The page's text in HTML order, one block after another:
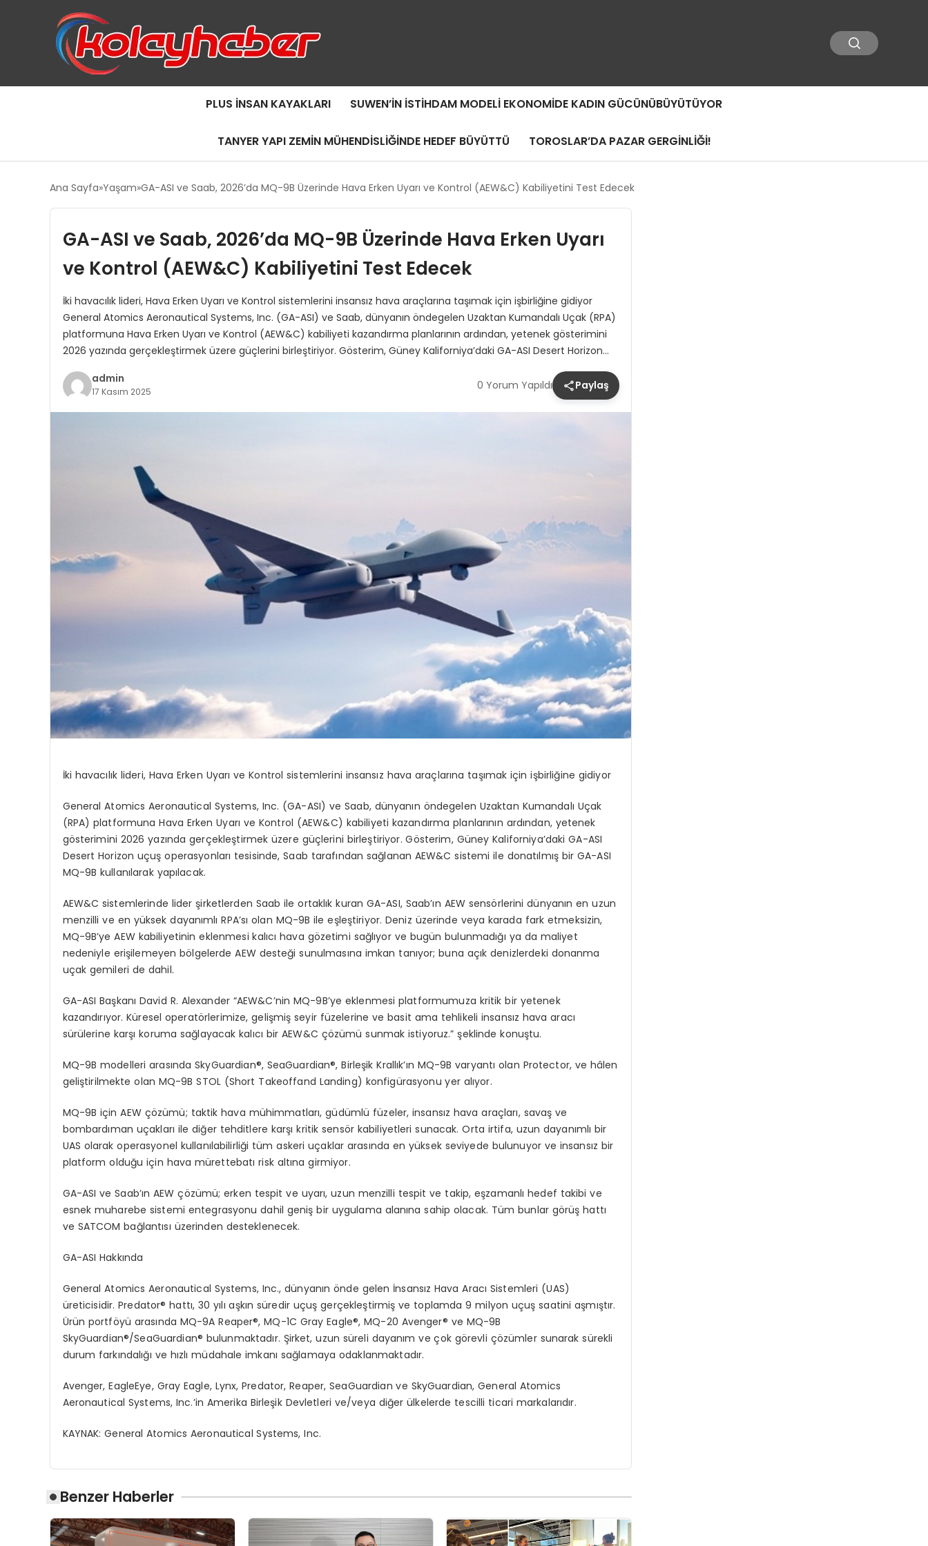
PLUS İNSAN KAYAKLARI SUWEN’IN İSTIHDAM MODELI EKONOMIDE KADIN GÜCÜNÜBÜYÜTÜYOR
TANYER YAPI ZEMIN MÜHENDISLIĞINDE HEDEF BÜYÜTTÜ TOROSLAR’DA PAZAR GERGİNLİĞİ!
Ana Sayfa Yaşam GA-ASI ve Saab, 2026’da MQ-9B Üzerinde Hava Erken Uyarı ve Kontrol (AEW&C) Kabiliyetini Test Edecek
GA-ASI ve Saab, 2026’da MQ-9B Üzerinde Hava Erken Uyarı
ve Kontrol (AEW&C) Kabiliyetini Test Edecek
İki havacılık lideri, Hava Erken Uyarı ve Kontrol sistemlerini insansız hava araçlarına taşımak için işbirliğine gidiyor
General Atomics Aeronautical Systems, Inc. (GA-ASI) ve Saab, dünyanın öndegelen Uzaktan Kumandalı Uçak (RPA)
platformuna Hava Erken Uyarı ve Kontrol (AEW&C) kabiliyeti kazandırma planlarının ardından, yetenek gösterimini
2026 yazında gerçekleştirmek üzere güçlerini birleştiriyor. Gösterim, Güney Kaliforniya’daki GA-ASI Desert Horizon…
admin
17 Kasım 2025 0 Yorum Yapıldı Paylaş
İki havacılık lideri, Hava Erken Uyarı ve Kontrol sistemlerini insansız hava araçlarına taşımak için işbirliğine gidiyor
General Atomics Aeronautical Systems, Inc. (GA-ASI) ve Saab, dünyanın öndegelen Uzaktan Kumandalı Uçak
(RPA) platformuna Hava Erken Uyarı ve Kontrol (AEW&C) kabiliyeti kazandırmaplanlarının ardından, yetenek
gösterimini 2026 yazında gerçekleştirmek üzere güçlerini birleştiriyor. Gösterim, Güney Kaliforniya’daki GA-ASI
Desert Horizon uçuş operasyonları tesisinde, Saab tarafından sağlanan AEW&C sistemi ile donatılmış bir GA-ASI
MQ-9B kullanılarak yapılacak.
AEW&C sistemlerinde lider şirketlerden Saab ile ortaklık kuran GA-ASI, Saab’ın AEW sensörlerini dünyanın en uzun
menzilli ve en yüksek dayanımlı RPA’sı olan MQ-9B ile eşleştiriyor. Deniz üzerinde veya karada fark etmeksizin,
MQ-9B’ye AEW kabiliyetinin eklenmesi kalıcı hava gözetimi sağlıyor ve bugün bulunmadığı ya da maliyet
nedeniyle erişilemeyen bölgelerde AEW desteği sunulmasına imkan tanıyor; buna açık denizlerdeki donanma
uçak gemileri de dahil.
GA-ASI Başkanı David R. Alexander “AEW&C’nin MQ-9B’ye eklenmesi platformumuza kritik bir yetenek
kazandırıyor.Küresel operatörlerimize, gelişmiş seyir füzelerine ve basit ama tehlikeli insansız hava aracı
sürülerine karşı koruma sağlayacak kalıcı bir AEW&C çözümü sunmak istiyoruz.” şeklinde konuştu.
MQ-9B modelleri arasında SkyGuardian®, SeaGuardian®, Birleşik Krallık’ın MQ-9B varyantı olan Protector, ve hâlen
geliştirilmekte olan MQ-9B STOL (Short Takeoffand Landing) konfigürasyonu yer alıyor.
MQ-9Biçin AEW çözümü; taktik hava mühimmatları, güdümlü füzeler, insansız hava araçları, savaş ve
bombardıman uçakları ile diğertehditlere karşı kritiksensör kabiliyetleri sunacak. Orta irtifa, uzun dayanımlı bir
UAS olarak operasyonel kullanılabilirliği tüm askeri uçaklar arasında en yüksek seviyede bulunuyor ve insansız bir
platform olduğu için hava mürettebatı risk altına girmiyor.
GA-ASI ve Saab’ın AEW çözümü; erken tespit ve uyarı, uzun menzilli tespit ve takip, eşzamanlı hedef takibi ve
esnek muharebe sistemi entegrasyonu dahil geniş bir uygulama alanına sahip olacak. Tüm bunlar görüş hattı
ve SATCOM bağlantısı üzerinden desteklenecek.
GA-ASI Hakkında
General AtomicsAeronautical Systems, Inc., dünyanın önde gelen İnsansız Hava Aracı Sistemleri (UAS)
üreticisidir.Predator®hattı, 30 yılı aşkın süredir uçuş gerçekleştirmiş ve toplamda 9 milyon uçuş saatini aşmıştır.
Ürün portföyü arasında MQ-9A Reaper®, MQ-1C Gray Eagle®, MQ-20 Avenger® ve MQ-9B
SkyGuardian®/SeaGuardian® bulunmaktadır. Şirket, uzun süreli dayanım ve çok görevli çözümler sunarak sürekli
durum farkındalığı ve hızlı müdahale imkanı sağlamaya odaklanmaktadır.
Avenger, EagleEye, Gray Eagle, Lynx, Predator, Reaper, SeaGuardian ve SkyGuardian, General Atomics
Aeronautical Systems, Inc.’in Amerika Birleşik Devletleri ve/veya diğer ülkelerde tescilli ticari markalarıdır.
KAYNAK: General Atomics Aeronautical Systems, Inc.
Benzer Haberler